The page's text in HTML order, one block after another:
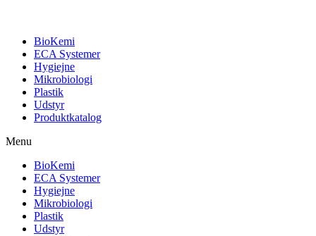
BioKemi
ECA Systemer
Hygiejne
Mikrobiologi
Plastik
Udstyr
Produktkatalog
Menu
BioKemi
ECA Systemer
Hygiejne
Mikrobiologi
Plastik
Udstyr